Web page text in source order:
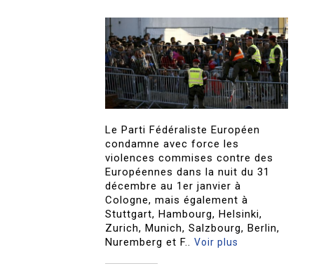
Le Parti Fédéraliste Européen
condamne avec force les
violences commises contre des
Européennes dans la nuit du 31
décembre au 1er janvier à
Cologne, mais également à
Stuttgart, Hambourg, Helsinki,
Zurich, Munich, Salzbourg, Berlin,
Nuremberg et F..Voir plus